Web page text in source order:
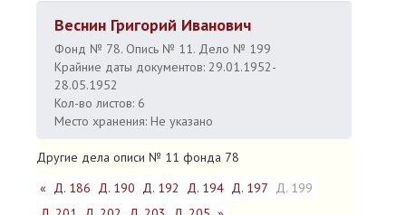
Веснин Григорий Иванович
Фонд № 78. Опись № 11. Дело № 199
Крайние даты документов: 29.01.1952-
28.05.1952
Кол-во листов: 6
Место хранения: Не указано
Другие дела описи № 11 фонда 78
« Д. 186 Д. 190 Д. 192 Д. 194 Д. 197 Д. 199